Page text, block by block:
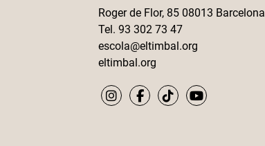
Roger de Flor, 85 08013 Barcelona
Tel. 93 302 73 47
escola@eltimbal.org
eltimbal.org